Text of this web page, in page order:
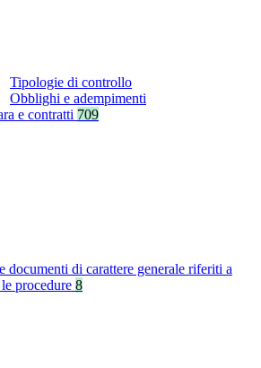
Tipologie di controllo
Obblighi e adempimenti
e contratti 709
documenti di carattere generale riferiti a
procedure 8